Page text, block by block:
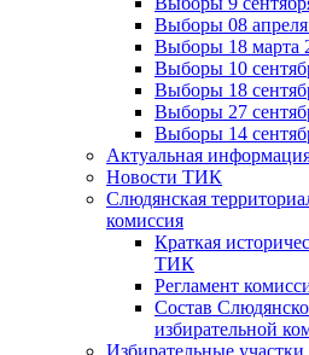
Выборы 08 апреля
Выборы 18 марта
Выборы 10
Выборы 18
Выборы 27
Выборы 14
Актуальная
Новости ТИК
Слюдянская
комиссия
Краткая
ТИК
Регламент
Состав
избирательной
Избирательные